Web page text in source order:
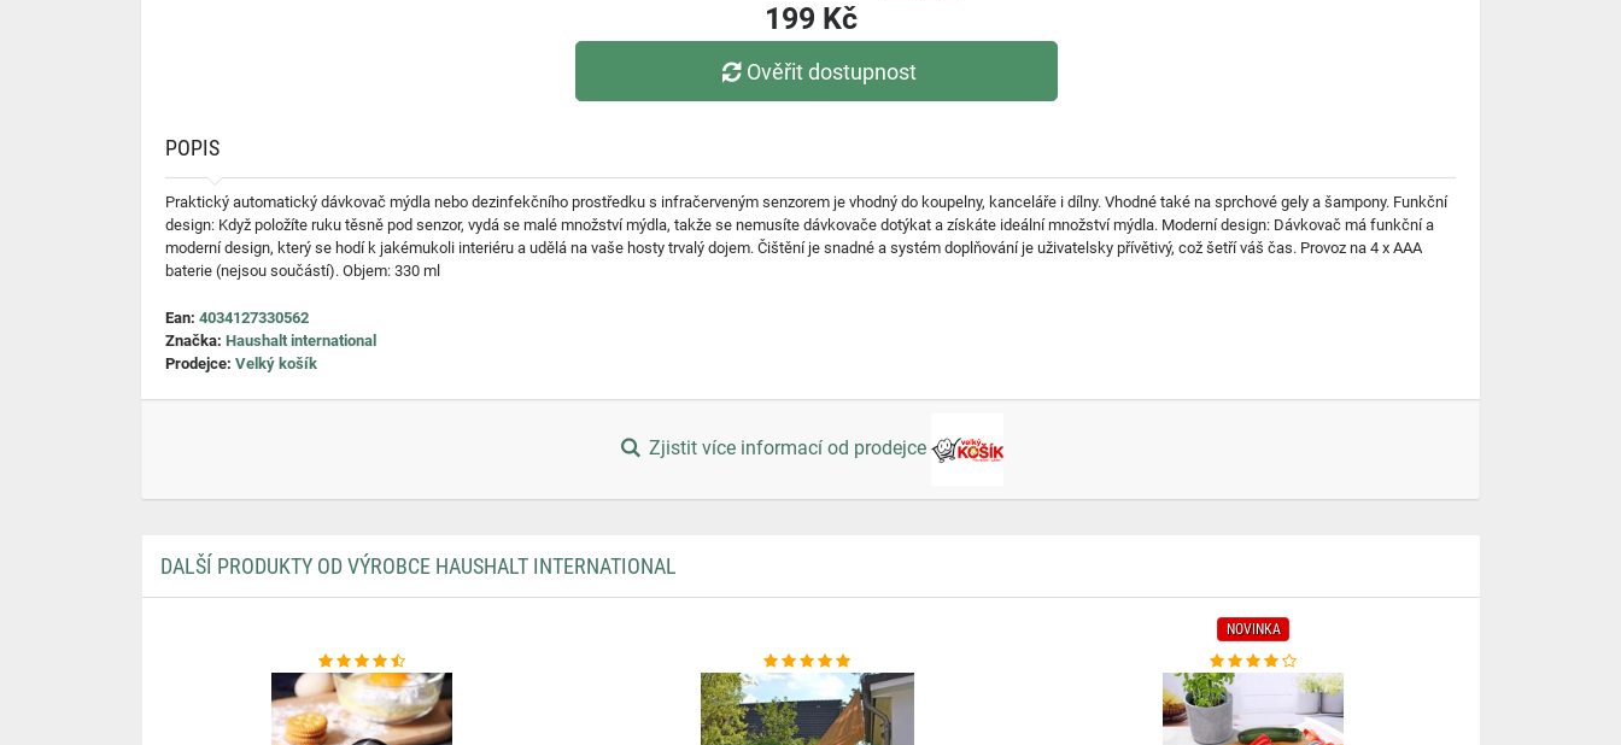
199 Kč
Ověřit dostupnost
POPIS
Praktický automatický dávkovač mýdla nebo dezinfekčního prostředku s infračerveným senzorem je vhodný do koupelny, kanceláře i dílny. Vhodné také na sprchové gely a šampony. Funkční
design: Když položíte ruku těsně pod senzor, vydá se malé množství mýdla, takže se nemusíte dávkovače dotýkat a získáte ideální množství mýdla. Moderní design: Dávkovač má funkční a
moderní design, který se hodí k jakémukoli interiéru a udělá na vaše hosty trvalý dojem. Čištění je snadné a systém doplňování je uživatelsky přívětivý, což šetří váš čas. Provoz na 4 x AAA
baterie (nejsou součástí). Objem: 330 ml
Ean: 4034127330562
Značka: Haushalt international
Prodejce: Velký košík
Zjistit více informací od prodejce
DALŠÍ PRODUKTY OD VÝROBCE HAUSHALT INTERNATIONAL
NOVINKA